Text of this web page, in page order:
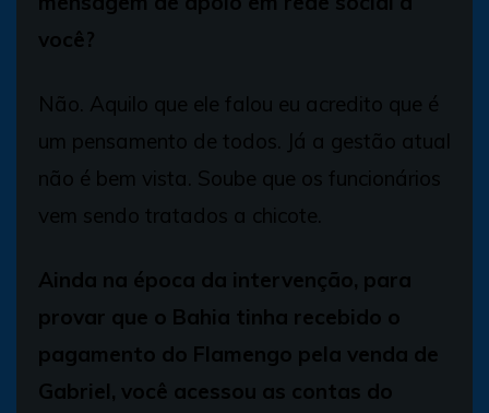
você?
Não. Aquilo que ele falou eu acredito que é
um pensamento de todos. Já a gestão atual
não é bem vista. Soube que os funcionários
vem sendo tratados a chicote.
Ainda na época da intervenção, para
provar que o Bahia tinha recebido o
pagamento do Flamengo pela venda de
Gabriel, você acessou as contas do